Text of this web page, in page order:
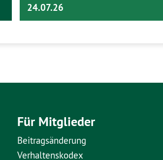
24.07.26
Für Mitglieder
Beitragsänderung
Verhaltenskodex